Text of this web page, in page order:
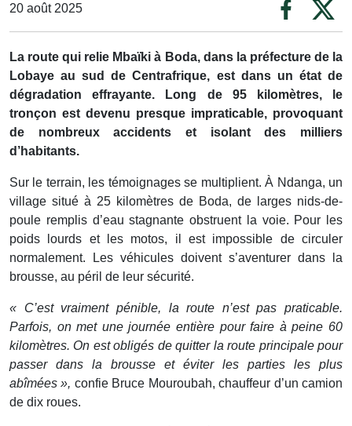
20 août 2025
La route qui relie Mbaïki à Boda, dans la préfecture de la
Lobaye au sud de Centrafrique, est dans un état de
dégradation effrayante. Long de 95 kilomètres, le
tronçon est devenu presque impraticable, provoquant
de nombreux accidents et isolant des milliers
d’habitants.
Sur le terrain, les témoignages se multiplient. À Ndanga, un
village situé à 25 kilomètres de Boda, de larges nids-de-
poule remplis d’eau stagnante obstruent la voie. Pour les
poids lourds et les motos, il est impossible de circuler
normalement. Les véhicules doivent s’aventurer dans la
brousse, au péril de leur sécurité.
« C’est vraiment pénible, la route n’est pas praticable.
Parfois, on met une journée entière pour faire à peine 60
kilomètres. On est obligés de quitter la route principale pour
passer dans la brousse et éviter les parties les plus
abîmées », confie Bruce Mouroubah, chauffeur d’un camion
de dix roues.